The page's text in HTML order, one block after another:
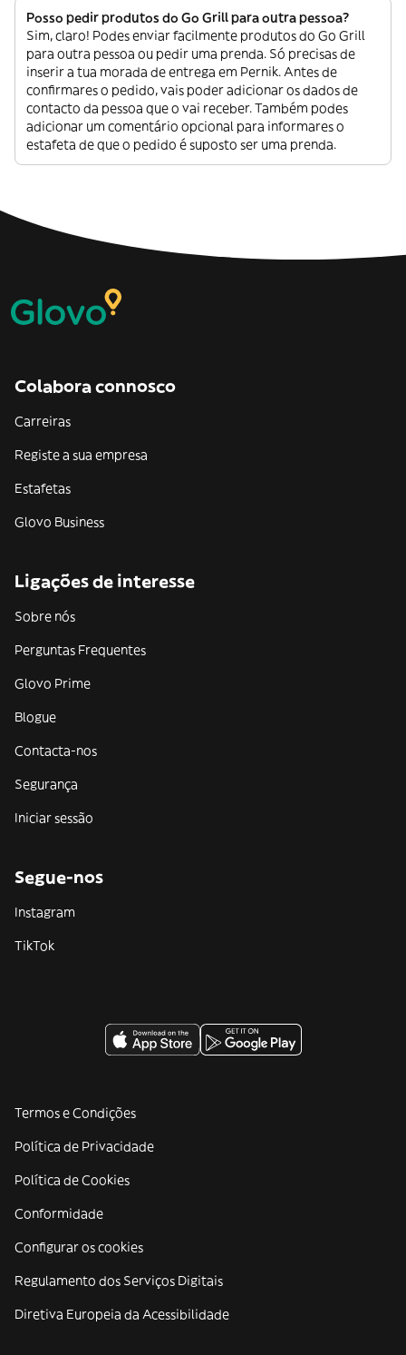
Posso pedir produtos do Go Grill para outra pessoa?
Sim, claro! Podes enviar facilmente produtos do Go Grill
para outra pessoa ou pedir uma prenda. Só precisas de
inserir a tua morada de entrega em Pernik. Antes de
confirmares o pedido, vais poder adicionar os dados de
contacto da pessoa que o vai receber. Também podes
adicionar um comentário opcional para informares o
estafeta de que o pedido é suposto ser uma prenda.
Colabora connosco
Carreiras
Registe a sua empresa
Estafetas
Glovo Business
Ligações de interesse
Sobre nós
Perguntas Frequentes
Glovo Prime
Blogue
Contacta-nos
Segurança
Iniciar sessão
Segue-nos
Instagram
TikTok
Termos e Condições
Política de Privacidade
Política de Cookies
Conformidade
Configurar os cookies
Regulamento dos Serviços Digitais
Diretiva Europeia da Acessibilidade